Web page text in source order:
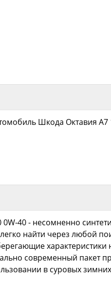
Шкода Октавия А7
0W-40 - несомненно
найти через любой
современный пакет
в суровых